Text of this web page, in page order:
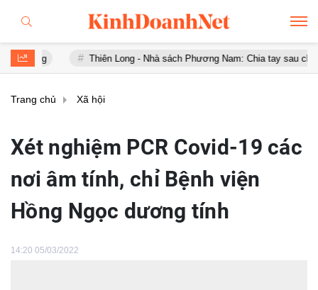
Thiên Long - Nhà sách Phương Nam: Chia tay sau chưa đầy 1
Trang chủ Xã hội
Xét nghiệm PCR Covid-19 các
nơi âm tính, chỉ Bệnh viện
Hồng Ngọc dương tính
14:20 05/03/2022